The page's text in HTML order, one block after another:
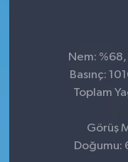
Nem: %68,
Basınç:
Toplam
Görüş
Doğumu:
SPOR